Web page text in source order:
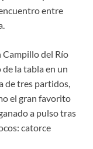
entre
del Río
la tabla en un
de tres partidos,
el gran favorito
a pulso tras
catorce